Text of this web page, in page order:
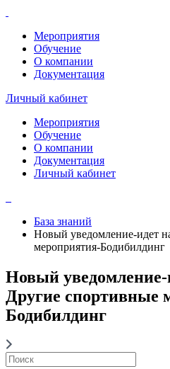
Мероприятия
Обучение
О компании
Документация
Личный кабинет
Мероприятия
Обучение
О компании
Документация
Личный кабинет
База знаний
Новый уведомление-идет
мероприятия-Бодибилдинг
Новый уведомление-
Другие спортивные
Бодибилдинг